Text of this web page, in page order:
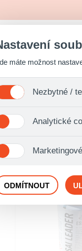
máte možnost
Nezbytné /
mimo jiné k ukládání
zapotřebí Váš
Analytické
o osobní údaje,
prohlížené zboží
ODMÍTNOUT